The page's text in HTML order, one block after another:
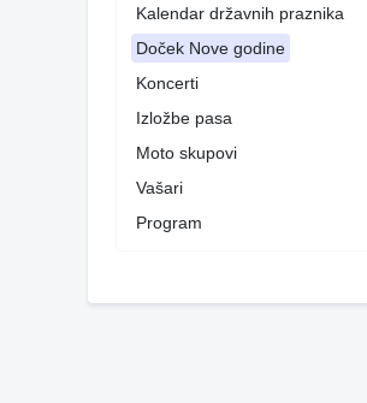
Kalendar državnih praznika
Doček Nove godine
Koncerti
Izložbe pasa
Moto skupovi
Vašari
Program